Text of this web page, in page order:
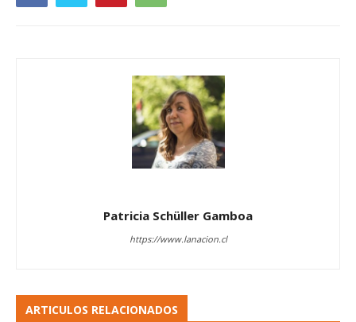
Patricia Schüller Gamboa
https://www.lanacion.cl
ARTICULOS RELACIONADOS